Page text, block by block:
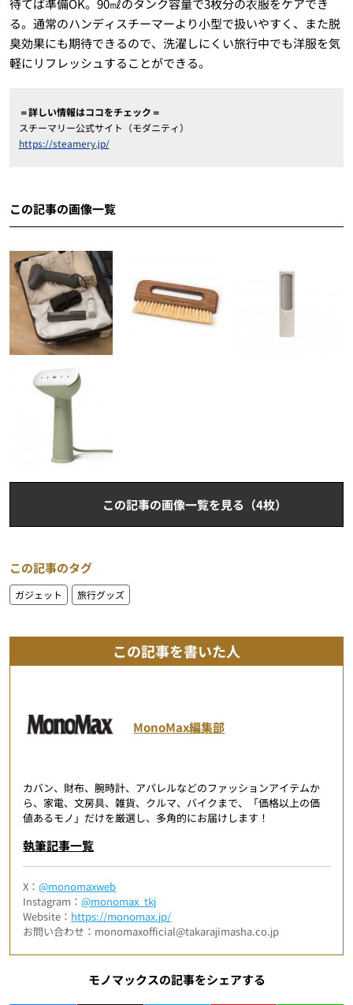
待てば準備OK。90㎖のタンク容量で3枚分の⾐服をケアでき
る。通常のハンディスチーマーより小型で扱いやすく、また脱
臭効果にも期待できるので、洗濯しにくい旅行中でも洋服を気
軽にリフレッシュすることができる。
＝詳しい情報はココをチェック＝
スチーマリー公式サイト（モダニティ）
https://steamery.jp/
この記事の画像一覧
この記事の画像一覧を見る（4枚）
この記事のタグ
ガジェット 旅行グッズ
この記事を書いた人
MonoMax編集部
カバン、財布、腕時計、アパレルなどのファッションアイテムか
ら、家電、文房具、雑貨、クルマ、バイクまで、「価格以上の価
値あるモノ」だけを厳選し、多角的にお届けします！
執筆記事一覧
X：@monomaxweb
Instagram：@monomax_tkj
Website： https://monomax.jp/
お問い合わせ：monomaxofficial@takarajimasha.co.jp
モノマックスの記事をシェアする